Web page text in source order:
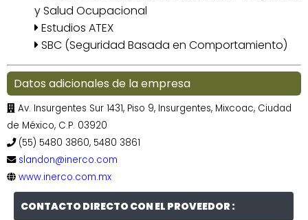
y Salud Ocupacional
Estudios ATEX
SBC (Seguridad Basada en Comportamiento)
Datos adicionales de la empresa
Av. Insurgentes Sur 1431, Piso 9, Insurgentes, Mixcoac, Ciudad
de México, C.P. 03920
(55) 5480 3860, 5480 3861
slandon@inerco.com
www.inerco.com.mx
CONTACTO DIRECTO CON EL PROVEEDOR :